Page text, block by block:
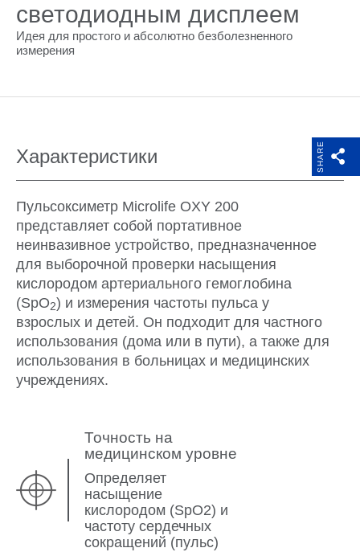
светодиодным дисплеем
Идея для простого и абсолютно безболезненного
измерения
SHARE
Характеристики
Пульсоксиметр Microlife OXY 200
представляет собой портативное
неинвазивное устройство, предназначенное
для выборочной проверки насыщения
кислородом артериального гемоглобина
(SpO2) и измерения частоты пульса у
взрослых и детей. Он подходит для частного
использования (дома или в пути), а также для
использования в больницах и медицинских
учреждениях.
Точность на
медицинском уровне
Определяет
насыщение
кислородом (SpO2) и
частоту сердечных
сокращений (пульс)